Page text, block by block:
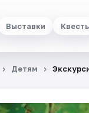
Выставки
Детям